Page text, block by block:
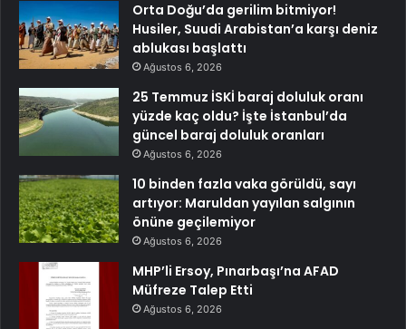
Orta Doğu’da gerilim bitmiyor!
Husiler, Suudi Arabistan’a karşı deniz
ablukası başlattı
Ağustos 6, 2026
25 Temmuz İSKİ baraj doluluk oranı
yüzde kaç oldu? İşte İstanbul’da
güncel baraj doluluk oranları
Ağustos 6, 2026
10 binden fazla vaka görüldü, sayı
artıyor: Maruldan yayılan salgının
önüne geçilemiyor
Ağustos 6, 2026
MHP’li Ersoy, Pınarbaşı’na AFAD
Müfreze Talep Etti
Ağustos 6, 2026